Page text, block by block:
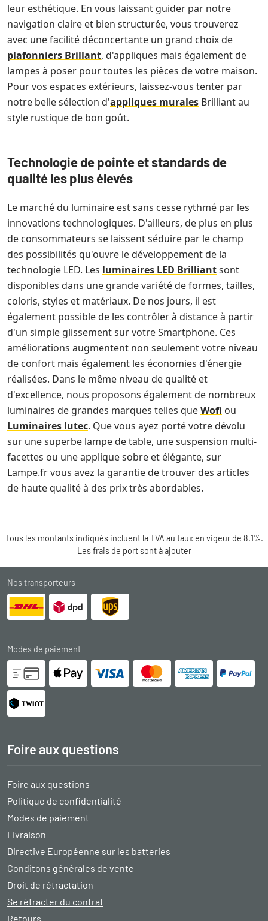
leur esthétique. En vous laissant guider par notre
navigation claire et bien structurée, vous trouverez
avec une facilité déconcertante un grand choix de
plafonniers Brillant, d'appliques mais également de
lampes à poser pour toutes les pièces de votre maison.
Pour vos espaces extérieurs, laissez-vous tenter par
notre belle sélection d'appliques murales Brilliant au
style rustique de bon goût.
Technologie de pointe et standards de
qualité les plus élevés
Le marché du luminaire est sans cesse rythmé par les
innovations technologiques. D'ailleurs, de plus en plus
de consommateurs se laissent séduire par le champ
des possibilités qu'ouvre le développement de la
technologie LED. Les luminaires LED Brilliantsont
disponibles dans une grande variété de formes, tailles,
coloris, styles et matériaux. De nos jours, il est
également possible de les contrôler à distance à partir
d'un simple glissement sur votre Smartphone. Ces
améliorations augmentent non seulement votre niveau
de confort mais également les économies d'énergie
réalisées. Dans le même niveau de qualité et
d'excellence, nous proposons également de nombreux
luminaires de grandes marques telles queWofi ou
Luminaires lutec. Que vous ayez porté votre dévolu
sur une superbe lampe de table, une suspension multi-
facettes ou une applique sobre et élégante, sur
Lampe.fr vous avez la garantie de trouver des articles
de haute qualité à des prix très abordables.
Tous les montants indiqués incluent la TVA au taux en vigeur de 8.1%.
Les frais de port sont à ajouter
Nos transporteurs
Modes de paiement
Foire aux questions
Foire aux questions
Politique de confidentialité
Modes de paiement
Livraison
Directive Européenne sur les batteries
Conditons générales de vente
Droit de rétractation
Se rétracter du contrat
Retours